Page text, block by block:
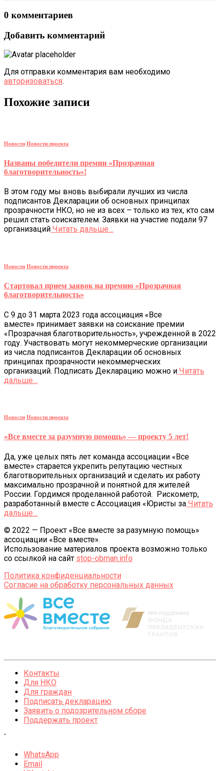
0 комментариев
Добавить комментарий
Для отправки комментария вам необходимо
авторизоваться.
Похожие записи
Новости Новости проекта
Названы победители премии «Прозрачная
благотворительность»!
В этом году мы вновь выбирали лучших из числа
подписантов Декларации об основных принципах
прозрачности НКО, но не из всех – только из тех, кто сам
решил стать соискателем. Заявки на участие подали 97
организаций Читать дальше…
Новости Новости проекта
Стартовал прием заявок на премию «Прозрачная
благотворительность»
С 9 до 31 марта 2023 года ассоциация «Все
вместе» принимает заявки на соискание премии
«Прозрачная благотворительность», учрежденной в 2022
году. Участвовать могут некоммерческие организации
из числа подписантов Декларации об основных
принципах прозрачности некоммерческих
организаций. Подписать Декларацию можно и Читать
дальше…
Новости Новости проекта
«Все вместе за разумную помощь» — проекту 5 лет!
Да, уже целых пять лет команда ассоциации «Все
вместе» старается укрепить репутацию честных
благотворительных организаций и сделать их работу
максимально прозрачной и понятной для жителей
России. Гордимся проделанной работой. Рискометр,
разработанный вместе с Ассоциация «Юристы за Читать
дальше…
© 2022 — Проект «Все вместе за разумную помощь»
ассоциации «Все вместе».
Использование материалов проекта возможно только
со ссылкой на сайт stop-obman.info
Политика конфиденциальности
Согласие на обработку персональных данных
Контакты
Для НКО
Для граждан
Подписать декларацию
Заявить о подозрительном сборе
Поддержать проект
`
WhatsApp
Email